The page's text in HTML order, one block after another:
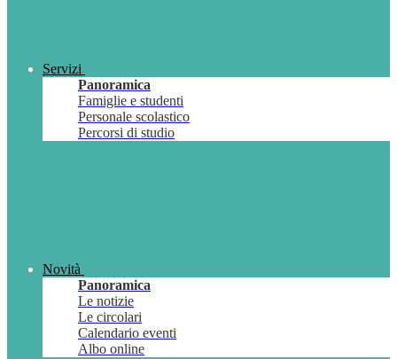
Servizi
Panoramica
Famiglie e studenti
Personale scolastico
Percorsi di studio
Novità
Panoramica
Le notizie
Le circolari
Calendario eventi
Albo online